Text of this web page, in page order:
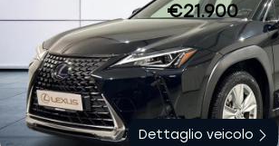
€21.900
Ibrido benzina
Dettaglio veicolo